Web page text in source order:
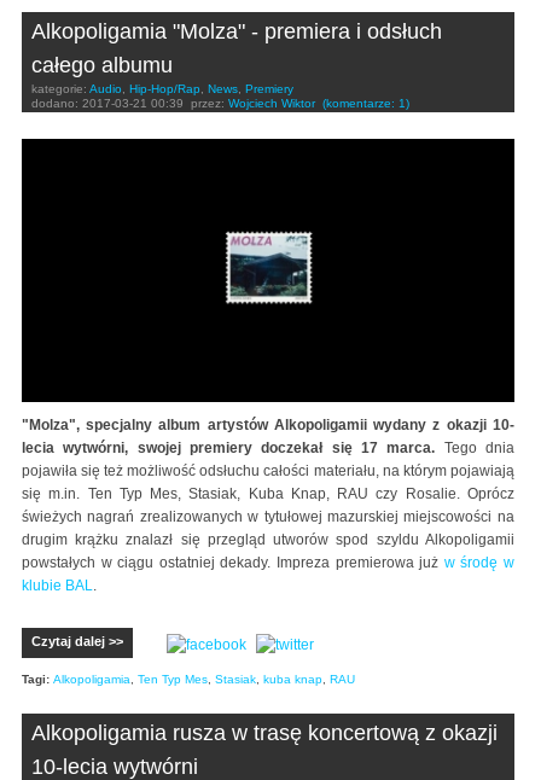
Alkopoligamia "Molza" - premiera i odsłuch
całego albumu
kategorie: Audio, Hip-Hop/Rap, News, Premiery
dodano: 2017-03-21 00:39 przez: Wojciech Wiktor (komentarze: 1)
"Molza", specjalny album artystów Alkopoligamii wydany z okazji 10-
lecia wytwórni, swojej premiery doczekał się 17 marca. Tego dnia
pojawiła się też możliwość odsłuchu całości materiału, na którym pojawiają
się m.in. Ten Typ Mes, Stasiak, Kuba Knap, RAU czy Rosalie. Oprócz
świeżych nagrań zrealizowanych w tytułowej mazurskiej miejscowości na
drugim krążku znalazł się przegląd utworów spod szyldu Alkopoligamii
powstałych w ciągu ostatniej dekady. Impreza premierowa już w środę w
klubie BAL
Czytaj dalej >>
Tagi: Alkopoligamia Ten Typ Mes Stasiak kuba knap RAU
Alkopoligamia rusza w trasę koncertową z okazji
10-lecia wytwórni